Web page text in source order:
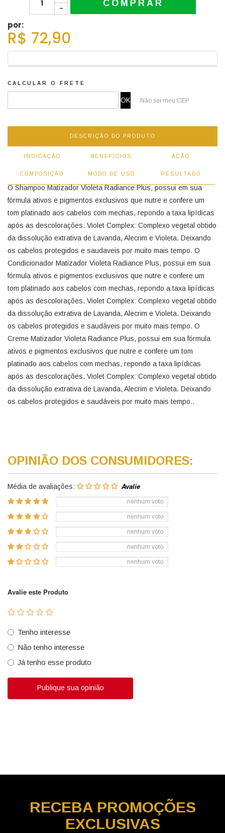
-
COMPRAR
por:
R$ 72,90
CALCULAR O FRETE
Não sei meu CEP
DESCRIÇÃO DO PRODUTO
INDICAÇÃO BENEFÍCIOS AÇÃO
COMPOSIÇÃO MODO DE USO RESULTADO
O Shampoo Matizador Violeta Radiance Plus, possui em sua
fórmula ativos e pigmentos exclusivos que nutre e confere um
tom platinado aos cabelos com mechas, repondo a taxa lipídicas
após as descolorações. Violet Complex: Complexo vegetal obtido
da dissolução extrativa de Lavanda, Alecrim e Violeta. Deixando
os cabelos protegidos e saudaveis por muito mais tempo. O
Condicionador Matizador Violeta Radiance Plus, possui em sua
fórmula ativos e pigmentos exclusivos que nutre e confere um
tom platinado aos cabelos com mechas, repondo a taxa lipídicas
após as descolorações. Violet Complex: Complexo vegetal obtido
da dissolução extrativa de Lavanda, Alecrim e Violeta. Deixando
os cabelos protegidos e saudáveis por muito mais tempo. O
Creme Matizador Violeta Radiance Plus, possui em sua fórmula
ativos e pigmentos exclusivos que nutre e confere um tom
platinado aos cabelos com mechas, repondo a taxa lipídicas
após as descolorações. Violet Complex: Complexo vegetal obtido
da dissolução extrativa de Lavanda, Alecrim e Violeta. Deixando
os cabelos protegidos e saudáveis por muito mais tempo..
OPINIÃO DOS CONSUMIDORES:
Média de avaliações:
nenhum voto
nenhum voto
nenhum voto
nenhum voto
nenhum voto
Avalie este Produto
Tenho interesse
Não tenho interesse
Já tenho esse produto
Publique sua opinião
RECEBAPROMOÇÕES
EXCLUSIVAS